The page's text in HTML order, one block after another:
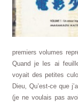
premiers volumes
Quand je les ai
voyait des petites
Dieu, Qu’est-ce que
(je ne voulais pas